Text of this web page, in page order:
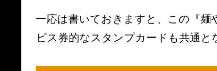
一応は書いておきますと、この『麺
ビス券的なスタンプカードも共通と